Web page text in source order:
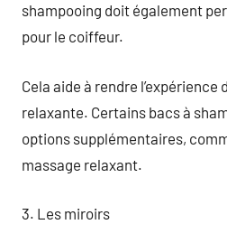
shampooing doit également
pour le coiffeur.
Cela aide à rendre
relaxante. Certains bacs à
options supplémentaires,
massage relaxant.
3. Les miroirs